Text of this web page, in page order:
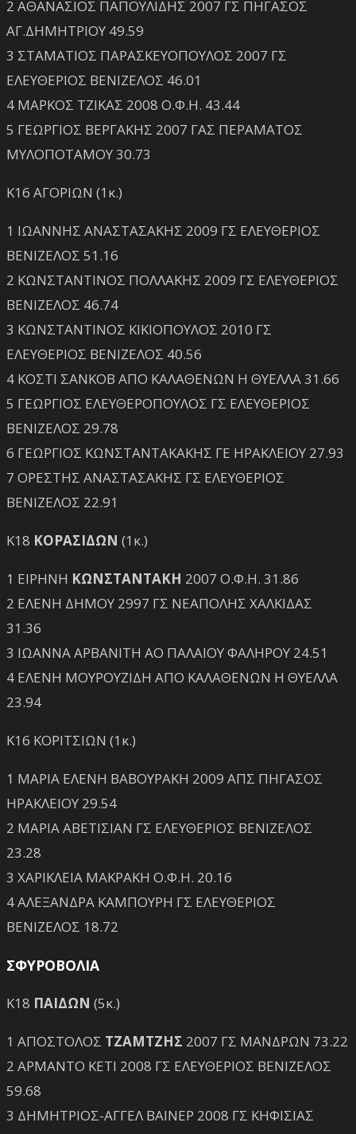
2 ΑΘΑΝΑΣΙΟΣ ΠΑΠΟΥΛΙΔΗΣ 2007 ΓΣ ΠΗΓΑΣΟΣ
ΑΓ.ΔΗΜΗΤΡΙΟΥ 49.59
3 ΣΤΑΜΑΤΙΟΣ ΠΑΡΑΣΚΕΥΟΠΟΥΛΟΣ 2007 ΓΣ
ΕΛΕΥΘΕΡΙΟΣ ΒΕΝΙΖΕΛΟΣ 46.01
4 ΜΑΡΚΟΣ ΤΖΙΚΑΣ 2008 Ο.Φ.Η. 43.44
5 ΓΕΩΡΓΙΟΣ ΒΕΡΓΑΚΗΣ 2007 ΓΑΣ ΠΕΡΑΜΑΤΟΣ
ΜΥΛΟΠΟΤΑΜΟΥ 30.73
Κ16 ΑΓΟΡΙΩΝ (1κ.)
1 ΙΩΑΝΝΗΣ ΑΝΑΣΤΑΣΑΚΗΣ 2009 ΓΣ ΕΛΕΥΘΕΡΙΟΣ
ΒΕΝΙΖΕΛΟΣ 51.16
2 ΚΩΝΣΤΑΝΤΙΝΟΣ ΠΟΛΛΑΚΗΣ 2009 ΓΣ ΕΛΕΥΘΕΡΙΟΣ
ΒΕΝΙΖΕΛΟΣ 46.74
3 ΚΩΝΣΤΑΝΤΙΝΟΣ ΚΙΚΙΟΠΟΥΛΟΣ 2010 ΓΣ
ΕΛΕΥΘΕΡΙΟΣ ΒΕΝΙΖΕΛΟΣ 40.56
4 ΚΟΣΤΙ ΣΑΝΚΟΒ ΑΠΟ ΚΑΛΑΘΕΝΩΝ Η ΘΥΕΛΛΑ 31.66
5 ΓΕΩΡΓΙΟΣ ΕΛΕΥΘΕΡΟΠΟΥΛΟΣ ΓΣ ΕΛΕΥΘΕΡΙΟΣ
ΒΕΝΙΖΕΛΟΣ 29.78
6 ΓΕΩΡΓΙΟΣ ΚΩΝΣΤΑΝΤΑΚΑΚΗΣ ΓΕ ΗΡΑΚΛΕΙΟΥ 27.93
7 ΟΡΕΣΤΗΣ ΑΝΑΣΤΑΣΑΚΗΣ ΓΣ ΕΛΕΥΘΕΡΙΟΣ
ΒΕΝΙΖΕΛΟΣ 22.91
Κ18 ΚΟΡΑΣΙΔΩΝ (1κ.)
1 ΕΙΡΗΝΗ ΚΩΝΣΤΑΝΤΑΚΗ 2007 Ο.Φ.Η. 31.86
2 ΕΛΕΝΗ ΔΗΜΟΥ 2997 ΓΣ ΝΕΑΠΟΛΗΣ ΧΑΛΚΙΔΑΣ
31.36
3 ΙΩΑΝΝΑ ΑΡΒΑΝΙΤΗ ΑΟ ΠΑΛΑΙΟΥ ΦΑΛΗΡΟΥ 24.51
4 ΕΛΕΝΗ ΜΟΥΡΟΥΖΙΔΗ ΑΠΟ ΚΑΛΑΘΕΝΩΝ Η ΘΥΕΛΛΑ
23.94
Κ16 ΚΟΡΙΤΣΙΩΝ (1κ.)
1 ΜΑΡΙΑ ΕΛΕΝΗ ΒΑΒΟΥΡΑΚΗ 2009 ΑΠΣ ΠΗΓΑΣΟΣ
ΗΡΑΚΛΕΙΟΥ 29.54
2 ΜΑΡΙΑ ΑΒΕΤΙΣΙΑΝ ΓΣ ΕΛΕΥΘΕΡΙΟΣ ΒΕΝΙΖΕΛΟΣ
23.28
3 ΧΑΡΙΚΛΕΙΑ ΜΑΚΡΑΚΗ Ο.Φ.Η. 20.16
4 ΑΛΕΞΑΝΔΡΑ ΚΑΜΠΟΥΡΗ ΓΣ ΕΛΕΥΘΕΡΙΟΣ
ΒΕΝΙΖΕΛΟΣ 18.72
ΣΦΥΡΟΒΟΛΙΑ
Κ18 ΠΑΙΔΩΝ (5κ.)
1 ΑΠΟΣΤΟΛΟΣ ΤΖΑΜΤΖΗΣ 2007 ΓΣ ΜΑΝΔΡΩΝ 73.22
2 ΑΡΜΑΝΤΟ ΚΕΤΙ 2008 ΓΣ ΕΛΕΥΘΕΡΙΟΣ ΒΕΝΙΖΕΛΟΣ
59.68
3 ΔΗΜΗΤΡΙΟΣ-ΑΓΓΕΛ ΒΑΙΝΕΡ 2008 ΓΣ ΚΗΦΙΣΙΑΣ